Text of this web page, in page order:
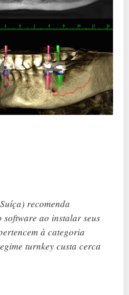
recomenda
software ao instalar seus
à categoria
turnkey custa cerca